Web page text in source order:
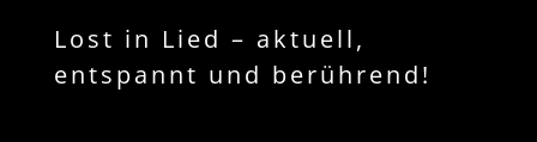
Lost in Lied – aktuell,
entspannt und berührend!